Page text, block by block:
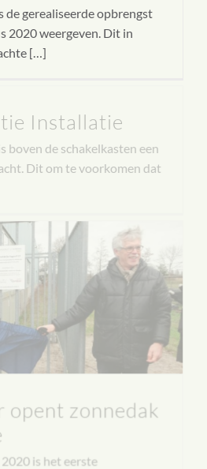
de gerealiseerde opbrengst
2020 weergeven. Dit in
[…]
Installatie
boven de schakelkasten een
Dit om te voorkomen dat
opent zonnedak
is het eerste